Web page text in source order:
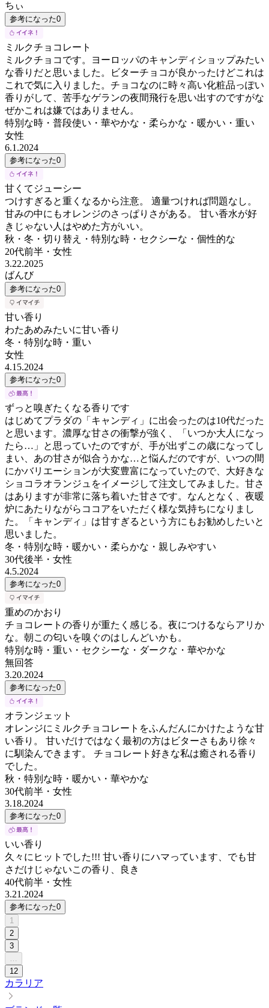
ちぃ
参考になった0
ミルクチョコレート
ミルクチョコです。ヨーロッパのキャンディショップみたい
な香りだと思いました。ビターチョコが良かったけどこれは
これで気に入りました。チョコなのに時々高い化粧品っぽい
香りがして、苦手なゲランの夜間飛行を思い出すのですがな
ぜかこれは嫌ではありません。
特別な時・普段使い・華やかな・柔らかな・暖かい・重い
女性
6.1.2024
参考になった0
甘くてジューシー
つけすぎると重くなるから注意。 適量つければ問題なし。
甘みの中にもオレンジのさっぱりさがある。 甘い香水が好
きじゃない人はやめた方がいい。
秋・冬・切り替え・特別な時・セクシーな・個性的な
20代前半 ・ 女性
3.22.2025
ばんび
参考になった0
甘い香り
わたあめみたいに甘い香り
冬・特別な時・重い
女性
4.15.2024
参考になった0
ずっと嗅ぎたくなる香りです
はじめてプラダの「キャンディ」に出会ったのは10代だった
と思います。濃厚な甘さの衝撃が強く、「いつか大人になっ
たら…」と思っていたのですが、手が出ずこの歳になってし
まい、あの甘さが似合うかな…と悩んだのですが、いつの間
にかバリエーションが大変豊富になっていたので、大好きな
ショコラオランジュをイメージして注文してみました。甘さ
はありますが非常に落ち着いた甘さです。なんとなく、夜暖
炉にあたりながらココアをいただく様な気持ちになりまし
た。「キャンディ」は甘すぎるという方にもお勧めしたいと
思いました。
冬・特別な時・暖かい・柔らかな・親しみやすい
30代後半 ・ 女性
4.5.2024
参考になった0
重めのかおり
チョコレートの香りが重たく感じる。夜につけるならアリか
な。朝この匂いを嗅ぐのはしんどいかも。
特別な時・重い・セクシーな・ダークな・華やかな
無回答
3.20.2024
参考になった0
オランジェット
オレンジにミルクチョコレートをふんだんにかけたような甘
い香り。 甘いだけではなく最初の方はビターさもあり徐々
に馴染んできます。 チョコレート好きな私は癒される香り
でした。
秋・特別な時・暖かい・華やかな
30代前半 ・ 女性
3.18.2024
参考になった0
いい香り
久々にヒットでした!!! 甘い香りにハマっています、でも甘
さだけじゃないこの香り、良き
40代前半 ・ 女性
3.21.2024
参考になった0
1
2
3
12
カラリア